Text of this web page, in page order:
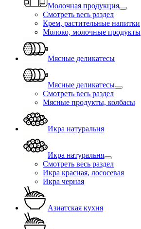
Молочная продукция
Смотреть весь раздел
Крем, растительные напитки
Молоко, молочные продукты
Мясные деликатесы
Мясные деликатесы
Смотреть весь раздел
Мясные продукты, колбасы
Икра натуральня
Икра натуральня
Смотреть весь раздел
Икра красная, лососевая
Икра черная
Азиатская кухня